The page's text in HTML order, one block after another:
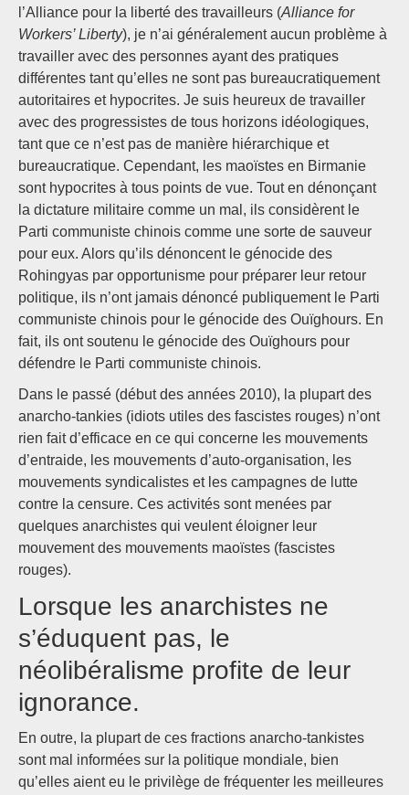
l’Alliance pour la liberté des travailleurs (Alliance for
Workers’ Liberty), je n’ai généralement aucun problème à
travailler avec des personnes ayant des pratiques
différentes tant qu’elles ne sont pas bureaucratiquement
autoritaires et hypocrites. Je suis heureux de travailler
avec des progressistes de tous horizons idéologiques,
tant que ce n’est pas de manière hiérarchique et
bureaucratique. Cependant, les maoïstes en Birmanie
sont hypocrites à tous points de vue. Tout en dénonçant
la dictature militaire comme un mal, ils considèrent le
Parti communiste chinois comme une sorte de sauveur
pour eux. Alors qu’ils dénoncent le génocide des
Rohingyas par opportunisme pour préparer leur retour
politique, ils n’ont jamais dénoncé publiquement le Parti
communiste chinois pour le génocide des Ouïghours. En
fait, ils ont soutenu le génocide des Ouïghours pour
défendre le Parti communiste chinois.
Dans le passé (début des années 2010), la plupart des
anarcho-tankies (idiots utiles des fascistes rouges) n’ont
rien fait d’efficace en ce qui concerne les mouvements
d’entraide, les mouvements d’auto-organisation, les
mouvements syndicalistes et les campagnes de lutte
contre la censure. Ces activités sont menées par
quelques anarchistes qui veulent éloigner leur
mouvement des mouvements maoïstes (fascistes
rouges).
Lorsque les anarchistes ne
s’éduquent pas, le
néolibéralisme profite de leur
ignorance.
En outre, la plupart de ces fractions anarcho-tankistes
sont mal informées sur la politique mondiale, bien
qu’elles aient eu le privilège de fréquenter les meilleures